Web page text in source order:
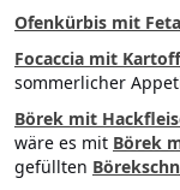
Ofenkürbis mit Feta
Focaccia mit
sommerlicher
Börek mit
wäre es mit Börek
gefüllten